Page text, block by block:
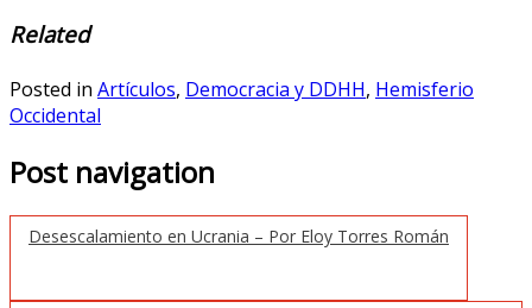
Related
Posted in Artículos, Democracia y DDHH, Hemisferio
Occidental
Post navigation
Desescalamiento en Ucrania – Por Eloy Torres Román